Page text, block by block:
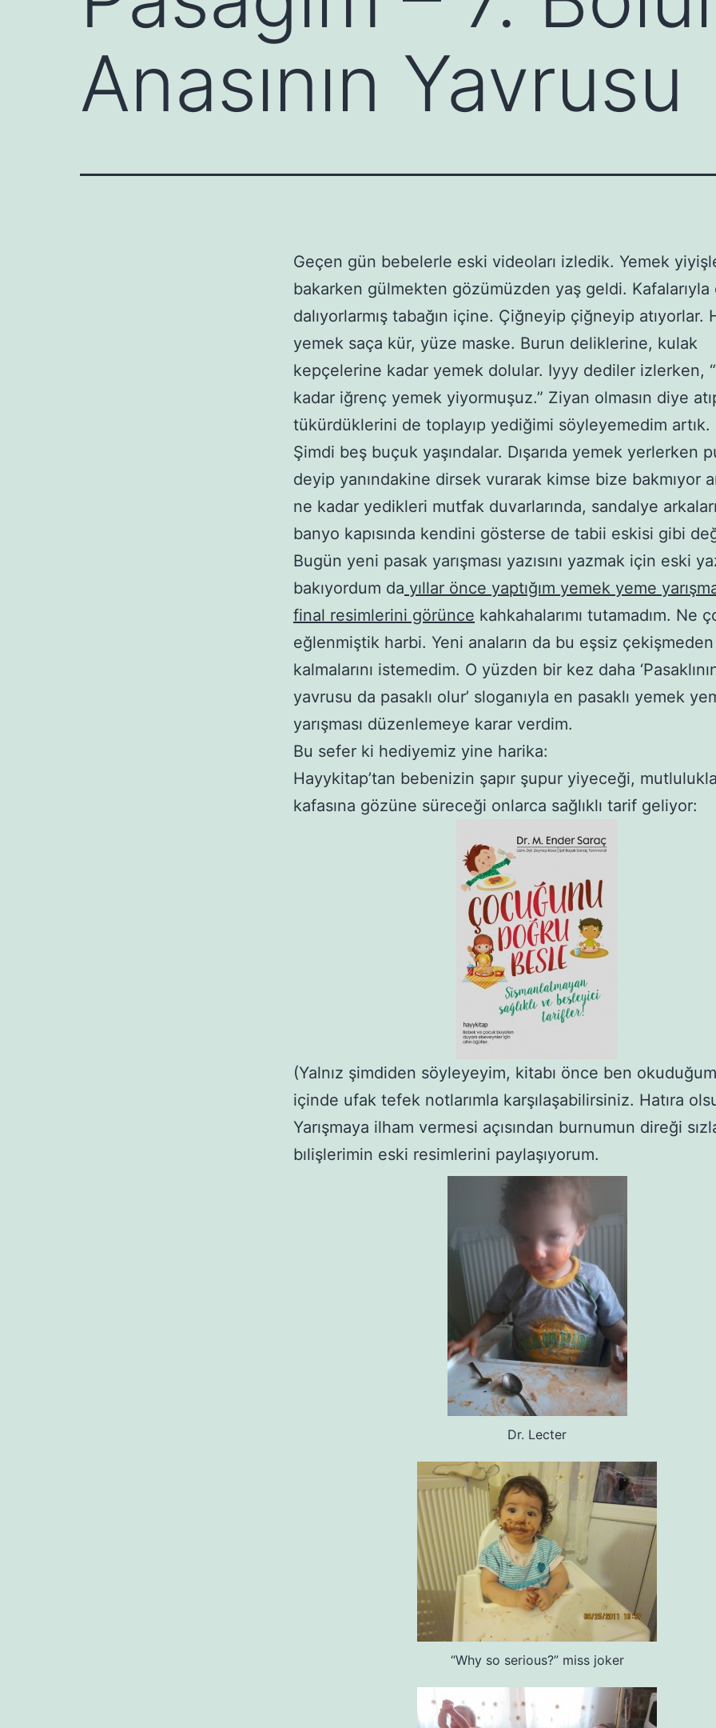
Anasının Yavrusu
Geçen gün bebelerle eski videoları izledik. Yemek
bakarken gülmekten gözümüzden yaş geldi. Kafalarıyla
dalıyorlarmış tabağın içine. Çiğneyip çiğneyip atıyorlar.
yemek saça kür, yüze maske. Burun deliklerine, kulak
kepçelerine kadar yemek dolular. Iyyy dediler izlerken,
kadar iğrenç yemek yiyormuşuz.” Ziyan olmasın diye
tükürdüklerini de toplayıp yediğimi söyleyemedim artık.
Şimdi beş buçuk yaşındalar. Dışarıda yemek yerlerken
deyip yanındakine dirsek vurarak kimse bize bakmıyor
ne kadar yedikleri mutfak duvarlarında, sandalye
banyo kapısında kendini gösterse de tabii eskisi gibi
Bugün yeni pasak yarışması yazısını yazmak için eski
bakıyordum da yıllar önce yaptığım yemek yeme
final resimlerini görünce kahkahalarımı tutamadım. Ne
eğlenmiştik harbi. Yeni anaların da bu eşsiz
kalmalarını istemedim. O yüzden bir kez daha
yavrusu da pasaklı olur’ sloganıyla en pasaklı yemek
yarışması düzenlemeye karar verdim.
Bu sefer ki hediyemiz yine harika:
Hayykitap’tan bebenizin şapır şupur yiyeceği, mutlulukla
kafasına gözüne süreceği onlarca sağlıklı tarif geliyor:
(Yalnız şimdiden söyleyeyim, kitabı önce ben
içinde ufak tefek notlarımla karşılaşabilirsiniz. Hatıra
Yarışmaya ilham vermesi açısından burnumun direği
bılişlerimin eski resimlerini paylaşıyorum.
Dr. Lecter
“Why so serious?” miss joker